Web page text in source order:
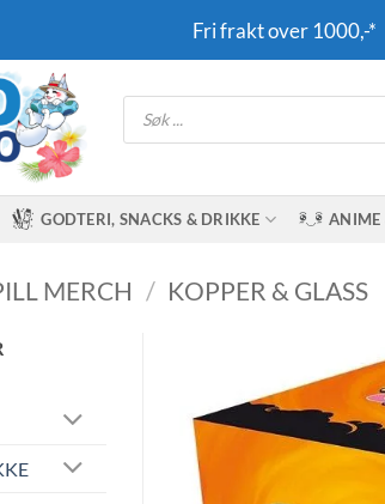
Fri frakt over 1000,-*
Products
search
GODTERI, SNACKS & DRIKKE ANIME
MERCH / KOPPER & GLASS